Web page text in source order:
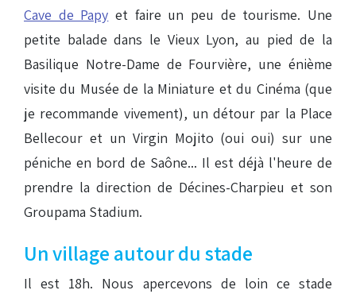
Cave de Papy et faire un peu de tourisme. Une
petite balade dans le Vieux Lyon, au pied de la
Basilique Notre-Dame de Fourvière, une énième
visite du Musée de la Miniature et du Cinéma (que
je recommande vivement), un détour par la Place
Bellecour et un Virgin Mojito (oui oui) sur une
péniche en bord de Saône... Il est déjà l'heure de
prendre la direction de Décines-Charpieu et son
Groupama Stadium.
Un village autour du stade
Il est 18h. Nous apercevons de loin ce stade